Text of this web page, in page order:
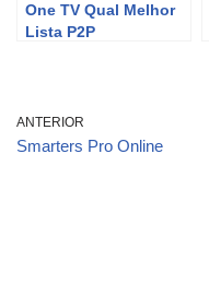
One TV Qual Melhor
Lista P2P
ANTERIOR
Smarters Pro Online